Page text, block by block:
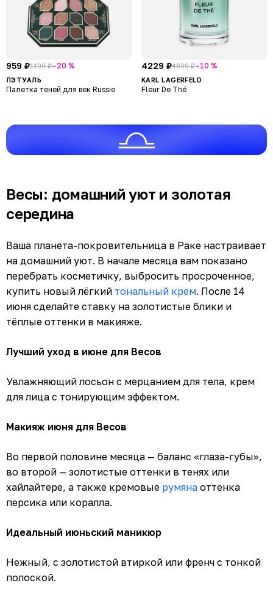
959 ₽1199 ₽–20 %
ЛЭТУАЛЬ
Палетка теней для век Russie
4229 ₽4699 ₽–10 %
KARL LAGERFELD
Fleur De Thé
Весы: домашний уют и золотая
середина
Ваша планета-покровительница в Раке настраивает
на домашний уют. В начале месяца вам показано
перебрать косметичку, выбросить просроченное,
купить новый лёгкий тональный крем. После 14
июня сделайте ставку на золотистые блики и
тёплые оттенки в макияже.
Лучший уход в июне для Весов
Увлажняющий лосьон с мерцанием для тела, крем
для лица с тонирующим эффектом.
Макияж июня для Весов
Во первой половине месяца — баланс «глаза-губы»,
во второй — золотистые оттенки в тенях или
хайлайтере, а также кремовые румяна оттенка
персика или коралла.
Идеальный июньский маникюр
Нежный, с золотистой втиркой или френч с тонкой
полоской.